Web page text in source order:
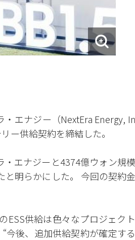
エナジー（NextEra Energy,
ー供給契約を締結した。
エナジーと4374億ウォン規
明らかにした。 今回の契約
ESS供給は色々なプロジェク
今後、追加供給契約が確定す